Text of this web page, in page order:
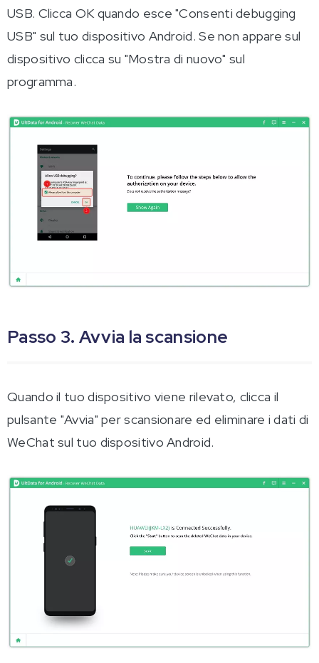
USB. Clicca OK quando esce "Consenti debugging
USB" sul tuo dispositivo Android. Se non appare sul
dispositivo clicca su "Mostra di nuovo" sul
programma.
Passo 3. Avvia la scansione
Quando il tuo dispositivo viene rilevato, clicca il
pulsante "Avvia" per scansionare ed eliminare i dati di
WeChat sul tuo dispositivo Android.